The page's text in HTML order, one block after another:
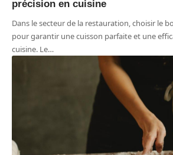
précision en cuisine
Dans le secteur de la restauration, choisir le
pour garantir une cuisson parfaite et une
cuisine. Le…